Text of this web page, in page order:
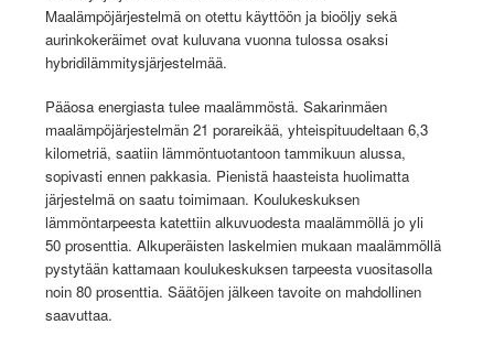
Maalämpöjärjestelmä on otettu käyttöön ja bioöljy sekä
aurinkokeräimet ovat kuluvana vuonna tulossa osaksi
hybridilämmitysjärjestelmää.
Pääosa energiasta tulee maalämmöstä. Sakarinmäen
maalämpöjärjestelmän 21 porareikää, yhteispituudeltaan 6,3
kilometriä, saatiin lämmöntuotantoon tammikuun alussa,
sopivasti ennen pakkasia. Pienistä haasteista huolimatta
järjestelmä on saatu toimimaan. Koulukeskuksen
lämmöntarpeesta katettiin alkuvuodesta maalämmöllä jo yli
50 prosenttia. Alkuperäisten laskelmien mukaan maalämmöllä
pystytään kattamaan koulukeskuksen tarpeesta vuositasolla
noin 80 prosenttia. Säätöjen jälkeen tavoite on mahdollinen
saavuttaa.